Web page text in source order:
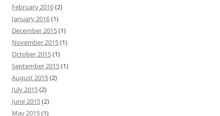
February 2016(2)
January 2016(1)
December 2015(1)
November 2015(1)
October 2015(1)
September 2015(1)
August 2015(2)
July 2015(2)
June 2015(2)
May 2015(1)